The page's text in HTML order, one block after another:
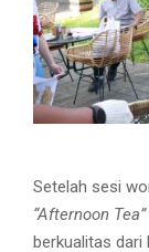
Setelah sesi
“Afternoon Tea”
berkualitas dari